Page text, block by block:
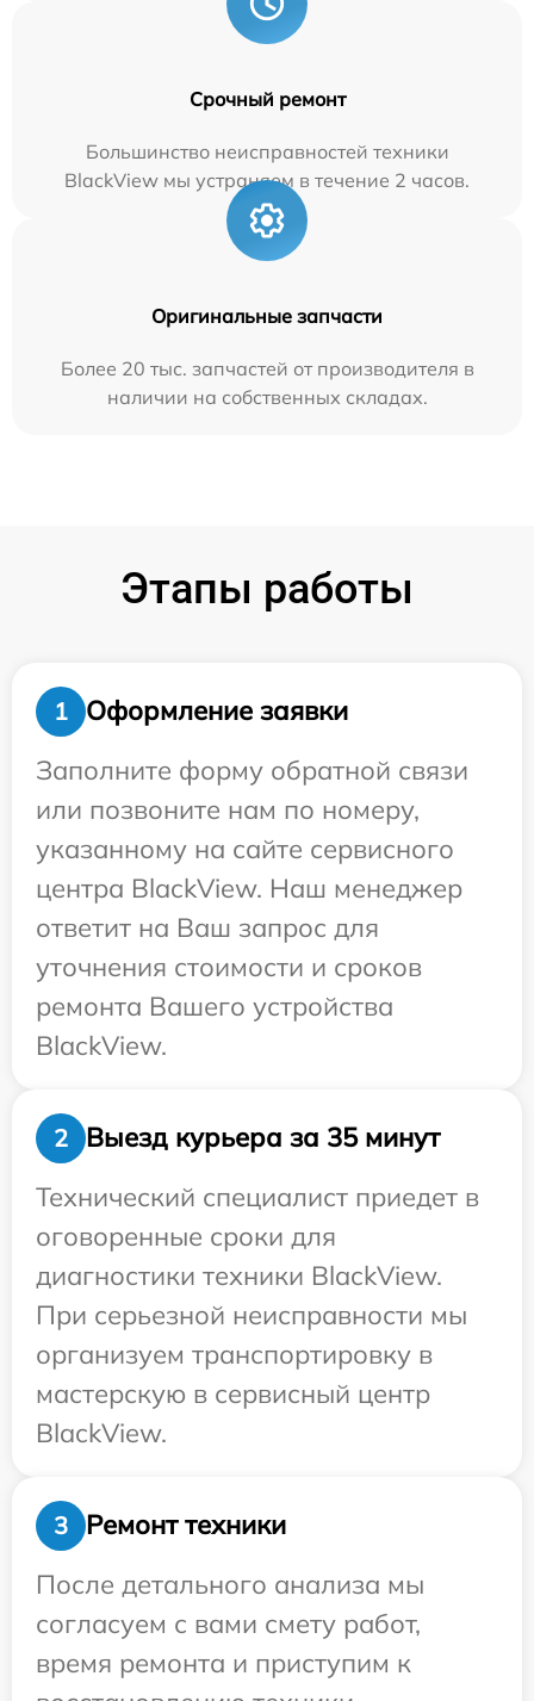
Срочный ремонт
Большинство неисправностей техники
BlackView мы устраняем в течение 2 часов.
Оригинальные запчасти
Более 20 тыс. запчастей от производителя в
наличии на собственных складах.
Этапы работы
1
Оформление заявки
Заполните форму обратной связи
или позвоните нам по номеру,
указанному на сайте сервисного
центра BlackView. Наш менеджер
ответит на Ваш запрос для
уточнения стоимости и сроков
ремонта Вашего устройства
BlackView.
2
Выезд курьера за 35 минут
Технический специалист приедет в
оговоренные сроки для
диагностики техники BlackView.
При серьезной неисправности мы
организуем транспортировку в
мастерскую в сервисный центр
BlackView.
3
Ремонт техники
После детального анализа мы
согласуем с вами смету работ,
время ремонта и приступим к